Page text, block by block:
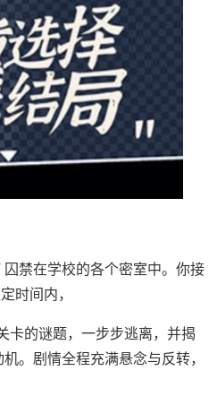
囚禁在学校的各个密室中。你接
时间内，
卡的谜题，一步步逃离，并揭
。剧情全程充满悬念与反转，